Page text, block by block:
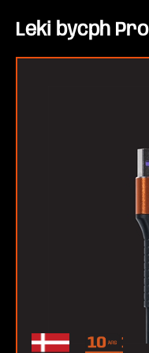
Leki bycph Pro